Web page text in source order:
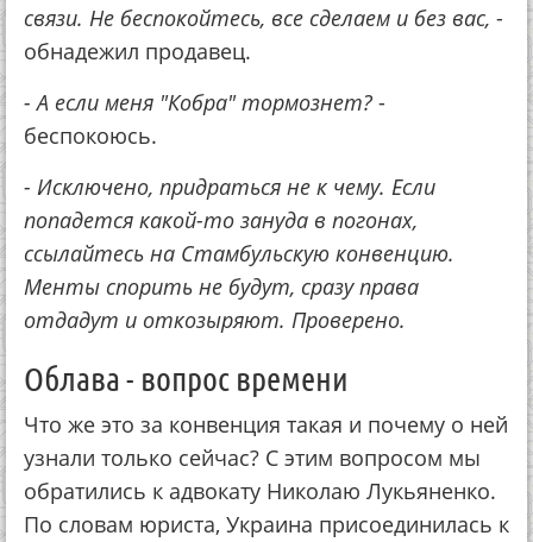
связи. Не беспокойтесь, все сделаем и без вас, -
обнадежил продавец.
- А если меня "Кобра" тормознет? -
беспокоюсь.
- Исключено, придраться не к чему. Если
попадется какой-то зануда в погонах,
ссылайтесь на Стамбульскую конвенцию.
Менты спорить не будут, сразу права
отдадут и откозыряют. Проверено.
Облава - вопрос времени
Что же это за конвенция такая и почему о ней
узнали только сейчас? С этим вопросом мы
обратились к адвокату Николаю Лукьяненко.
По словам юриста, Украина присоединилась к